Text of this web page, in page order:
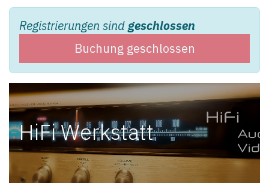
Registrierungen sindgeschlossen
Buchung geschlossen
HiFi Werkstatt